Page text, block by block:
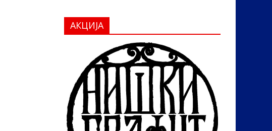
АКЦИЈА